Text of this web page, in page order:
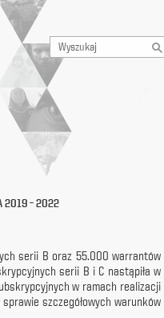
2019 – 2022
serii B oraz 55.000 warrantów
serii B i C nastąpiła w
w ramach realizacji
szczegółowych warunków